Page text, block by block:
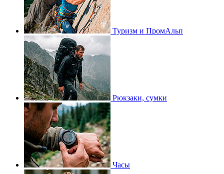
Туризм и ПромАльп
Рюкзаки, сумки
Часы